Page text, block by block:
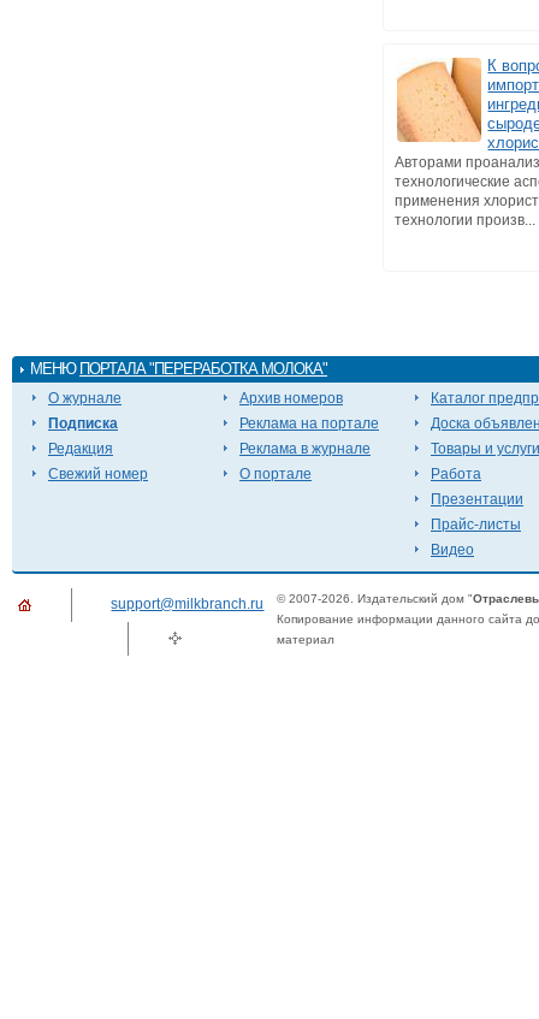
К
Авторами
технологические
применения
технологии произв...
МЕНЮ ПОРТАЛА "ПЕРЕРАБОТКА МОЛОКА"
О журнале
Подписка
Редакция
Свежий номер
Архив номеров
Реклама на портале
Реклама в журнале
О портале
Каталог
Доска
Товары и услуги
Работа
Презентации
Прайс-листы
Видео
support@milkbranch.ru © 2007-2026. Издательский дом "
Копирование информации данного сайта
материал